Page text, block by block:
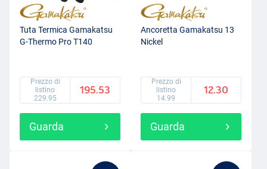
Tuta Termica Gamakatsu
G-Thermo Pro T140
Prezzo di
listino
229.95
195.53
Guarda
Ancoretta Gamakatsu 13
Nickel
Prezzo di
listino
14.99
12.30
Guarda